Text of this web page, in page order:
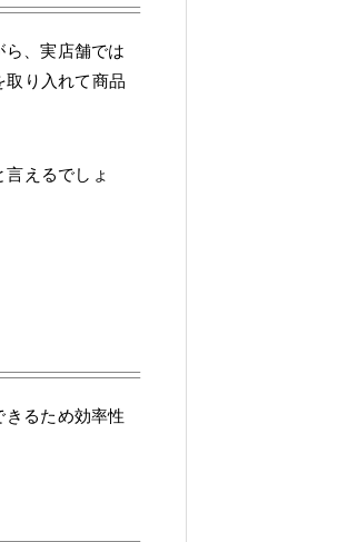
、実店舗では
取り入れて商品
えるでしょ
るため効率性